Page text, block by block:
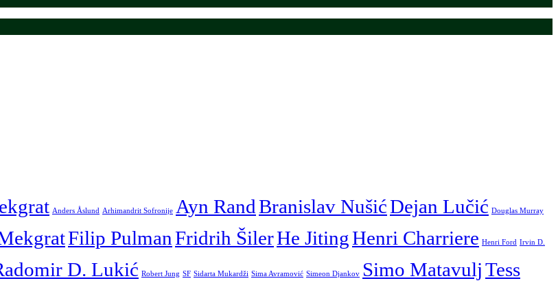
Anders Åslund Arhimandrit Sofronije Ayn RandBranislav NušićDejan Lučić Douglas Murray
Filip PulmanFridrih ŠilerHe JitingHenri Charriere Henri Ford Irvin D.
D. Lukić Robert Jung SF Sidarta Mukardži Sima Avramović Simeon Djankov Simo MatavuljTess